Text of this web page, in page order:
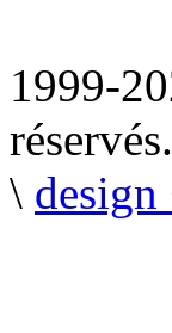
1999-
\ design